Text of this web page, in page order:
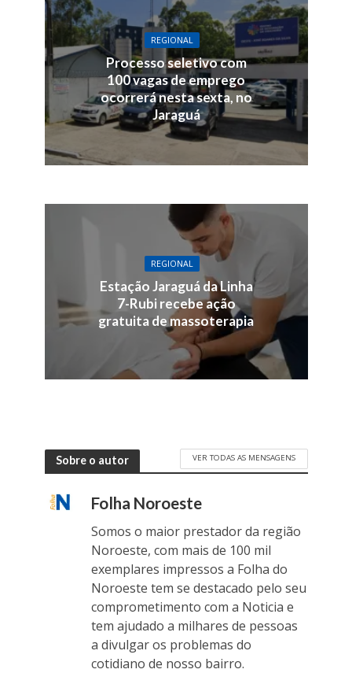
REGIONAL
Processo seletivo com
100 vagas de emprego
ocorrerá nesta sexta, no
Jaraguá
REGIONAL
Estação Jaraguá da Linha
7-Rubi recebe ação
gratuita de massoterapia
Sobre o autor VER TODAS AS MENSAGENS
Folha Noroeste
Somos o maior prestador da região
Noroeste, com mais de 100 mil
exemplares impressos a Folha do
Noroeste tem se destacado pelo seu
comprometimento com a Noticia e
tem ajudado a milhares de pessoas
a divulgar os problemas do
cotidiano de nosso bairro.